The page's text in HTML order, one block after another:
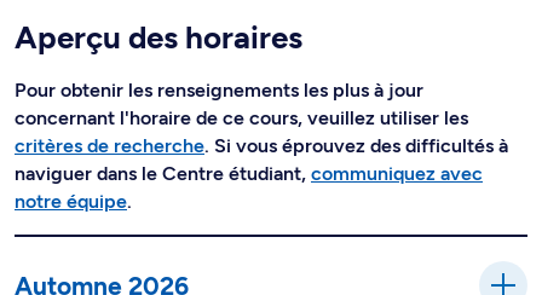
Aperçu des horaires
Pour obtenir les renseignements les plus à jour
concernant l'horaire de ce cours, veuillez utiliser les
critères de recherche. Si vous éprouvez des difficultés à
naviguer dans le Centre étudiant, communiquez avec
notre équipe.
Automne 2026